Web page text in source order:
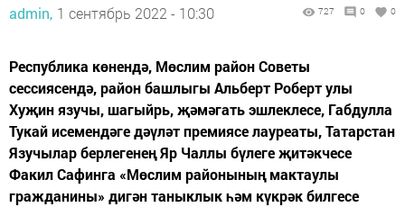
admin, 1 сентябрь 2022 - 10:30 727 0 0
Республика көнендә, Мөслим район Советы
сессиясендә, район башлыгы Альберт Роберт улы
Хуҗин язучы, шагыйрь, җәмәгать эшлеклесе, Габдулла
Тукай исемендәге дәүләт премиясе лауреаты, Татарстан
Язучылар берлегенең Яр Чаллы бүлеге җитәкчесе
Факил Сафинга «Мөслим районының мактаулы
гражданины» дигән таныклык һәм күкрәк билгесе